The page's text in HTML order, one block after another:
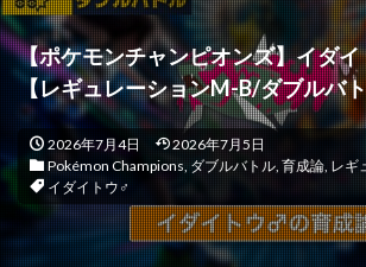
【ポケモンチャンピオンズ】イダ
【レギュレーションM-B/ダブルバ
2026年7月4日
2026年7月5日
Pokémon Champions, ダブルバトル, 育成論, レギ
イダイトウ♂